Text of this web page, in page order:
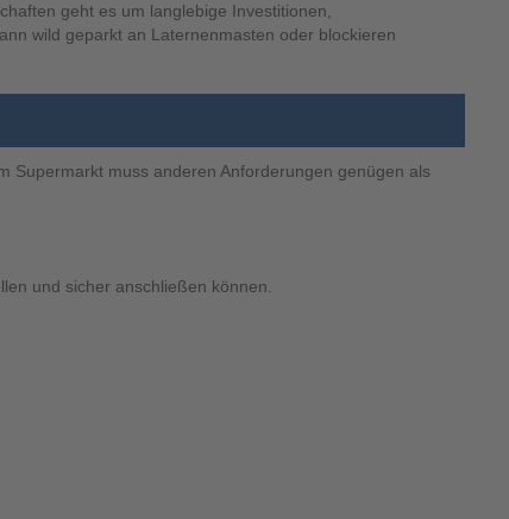
geht es um langlebige Investitionen,
wild geparkt an Laternenmasten oder blockieren
Supermarkt muss anderen Anforderungen genügen als
und sicher anschließen können.